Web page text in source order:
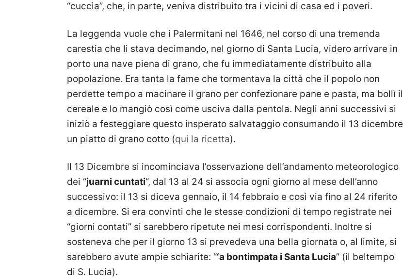
“cuccìa”, che, in parte, veniva distribuito tra i vicini di casa ed i poveri.
La leggenda vuole che i Palermitani nel 1646, nel corso di una tremenda
carestia che li stava decimando, nel giorno di Santa Lucia, videro arrivare in
porto una nave piena di grano, che fu immediatamente distribuito alla
popolazione. Era tanta la fame che tormentava la città che il popolo non
perdette tempo a macinare il grano per confezionare pane e pasta, ma bollì il
cereale e lo mangiò così come usciva dalla pentola. Negli anni successivi si
iniziò a festeggiare questo insperato salvataggio consumando il 13 dicembre
un piatto di grano cotto (qui la ricetta).
Il 13 Dicembre si incominciava l’osservazione dell’andamento meteorologico
dei “juarni cuntati“, dal 13 al 24 si associa ogni giorno al mese dell’anno
successivo: il 13 si diceva gennaio, il 14 febbraio e così via fino al 24 riferito
a dicembre. Si era convinti che le stesse condizioni di tempo registrate nei
“giorni contati” si sarebbero ripetute nei mesi corrispondenti. Inoltre si
sosteneva che per il giorno 13 si prevedeva una bella giornata o, al limite, si
sarebbero avute ampie schiarite: “‘a bontimpata i Santa Lucia” (il beltempo
di S. Lucia).